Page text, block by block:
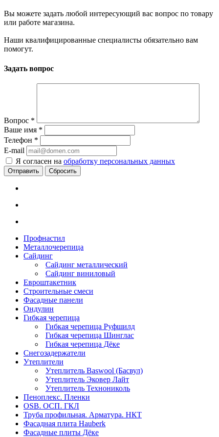
Вы можете задать любой интересующий вас вопрос по товару
или работе магазина.
Наши квалифицированные специалисты обязательно вам
помогут.
Задать вопрос
Вопрос *
Ваше имя *
Телефон *
E-mail
Я согласен на обработку персональных данных
Сбросить
Профнастил
Металлочерепица
Сайдинг
Сайдинг металлический
Сайдинг виниловый
Евроштакетник
Строительные смеси
Фасадные панели
Ондулин
Гибкая черепица
Гибкая черепица Руфшилд
Гибкая черепица Шинглас
Гибкая черепица Дёке
Снегозадержатели
Утеплители
Утеплитель Baswool (Басвул)
Утеплитель Эковер Лайт
Утеплитель Технониколь
Пеноплекс. Пленки
OSB. ОСП. ГКЛ
Труба профильная. Арматура. НКТ
Фасадная плита Hauberk
Фасадные плиты Дёке